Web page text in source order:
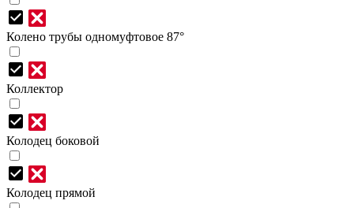
Колено трубы одномуфтовое 87°
Коллектор
Колодец боковой
Колодец прямой